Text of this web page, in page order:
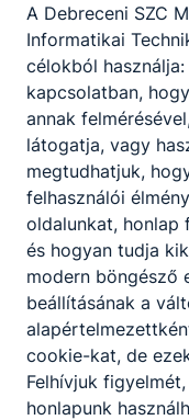
A Debreceni SZC
Informatikai
célokból
kapcsolatban,
annak
látogatja, vagy
megtudhatjuk,
felhasználói
oldalunkat, honlap
és hogyan tudja
modern böngésző
beállításának a
cookie-kat, de
Felhívjuk
honlapunk